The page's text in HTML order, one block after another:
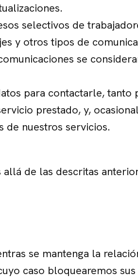
selectivos de
y otros tipos de
se
para contactarle,
prestado, y,
nuestros servicios.
de las descritas
se mantenga la
caso bloquearemos